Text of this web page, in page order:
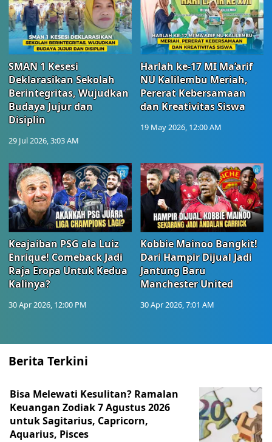
SMAN 1 Kesesi
Deklarasikan Sekolah
Berintegritas, Wujudkan
Budaya Jujur dan
Disiplin
29 Jul 2026, 3:03 AM
Harlah ke-17 MI Ma’arif
NU Kalilembu Meriah,
Pererat Kebersamaan
dan Kreativitas Siswa
19 May 2026, 12:00 AM
Keajaiban PSG ala Luiz
Enrique! Comeback Jadi
Raja Eropa Untuk Kedua
Kalinya?
30 Apr 2026, 12:00 PM
Kobbie Mainoo Bangkit!
Dari Hampir Dijual Jadi
Jantung Baru
Manchester United
30 Apr 2026, 7:01 AM
Berita Terkini
Bisa Melewati Kesulitan? Ramalan
Keuangan Zodiak 7 Agustus 2026
untuk Sagitarius, Capricorn,
Aquarius, Pisces